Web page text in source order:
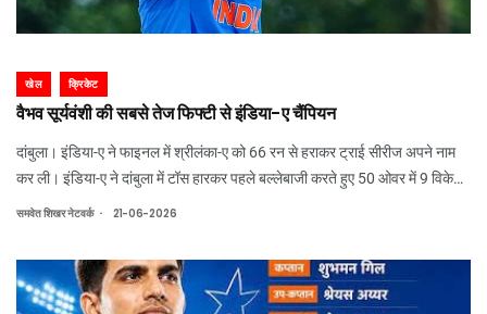
खेल क्रिकेट
वैभव सूर्यवंशी की सबसे तेज फिफ्टी से इंडिया-ए चैंपियन
दांबुला। इंडिया-ए ने फाइनल में श्रीलंका-ए को 66 रन से हराकर ट्राई सीरीज अपने नाम
कर ली। इंडिया-ए ने दांबुला में टॉस हारकर पहले बल्लेबाजी करते हुए 50 ओवर में 9 विकेट
पर 377 रन बनाए। जवाब में श्रीलंका-ए 47.1 ओवर में 311 रन पर सिमट गई।
समवेत शिखर नेटवर्क . 21-06-2026